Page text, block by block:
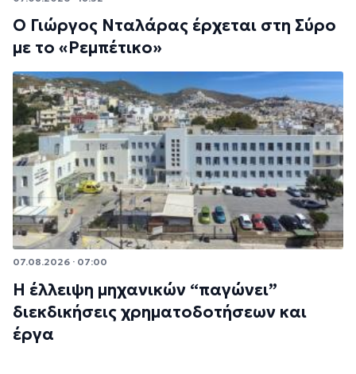
Ο Γιώργος Νταλάρας έρχεται στη Σύρο
με το «Ρεμπέτικο»
07.08.2026 · 07:00
Η έλλειψη μηχανικών “παγώνει”
διεκδικήσεις χρηματοδοτήσεων και
έργα